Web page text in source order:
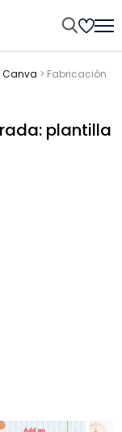
Canva > Fabricación
plantilla